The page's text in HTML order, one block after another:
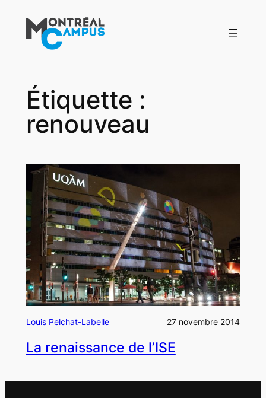
contenu
Étiquette :
renouveau
Louis Pelchat-Labelle 27 novembre 2014
La renaissance de l’ISE